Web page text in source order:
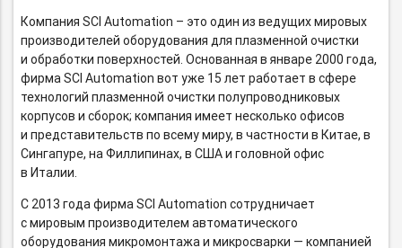
Компания SCI Automation – это один из ведущих мировых
производителей оборудования для плазменной очистки
и обработки поверхностей. Основанная в январе 2000 года,
фирма SCI Automation вот уже 15 лет работает в сфере
технологий плазменной очистки полупроводниковых
корпусов и сборок; компания имеет несколько офисов
и представительств по всему миру, в частности в Китае, в
Сингапуре, на Филлипинах, в США и головной офис
в Италии.
С 2013 года фирма SCI Automation сотрудничает
с мировым производителем автоматического
оборудования микромонтажа и микросварки — компанией